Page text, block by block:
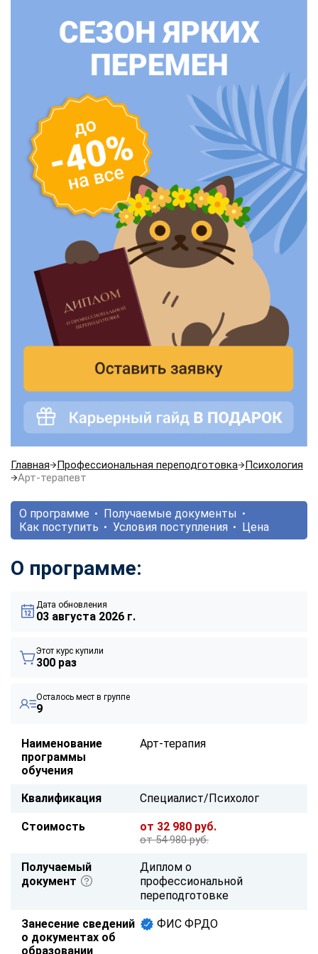
Главная Профессиональная переподготовка
Психология
Арт-терапевт
О программе
Получаемые документы
Как поступить
Условия поступления Цена
О программе:
Дата обновления
03 августа 2026 г.
Этот курс купили
300 раз
Осталось мест в группе
9
Наименование
программы
обучения
Арт-терапия
Квалификация Специалист/Психолог
Стоимость от 32 980 руб.
от 54 980 руб.
Получаемый
документ
Диплом о
профессиональной
переподготовке
Занесение сведений
о документах об
образовании
ФИС ФРДО